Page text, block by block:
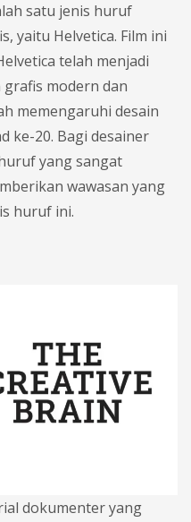
satu jenis huruf
yaitu Helvetica. Film ini
telah menjadi
modern dan
memengaruhi desain
ke-20. Bagi desainer
yang sangat
wawasan yang
huruf ini.
dokumenter yang